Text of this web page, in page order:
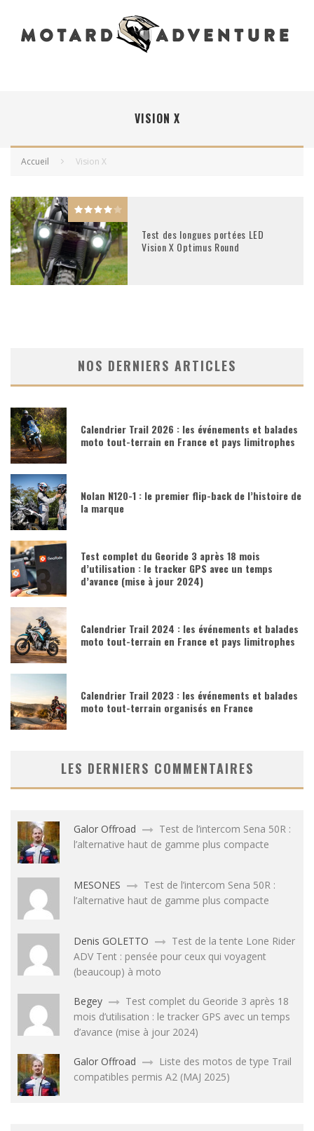
VISION X
Accueil Vision X
Test des longues portées LED
Vision X Optimus Round
NOS DERNIERS ARTICLES
Calendrier Trail 2026 : les événements et balades
moto tout-terrain en France et pays limitrophes
Nolan N120-1 : le premier flip-back de l’histoire de
la marque
Test complet du Georide 3 après 18 mois
d’utilisation : le tracker GPS avec un temps
d’avance (mise à jour 2024)
Calendrier Trail 2024 : les événements et balades
moto tout-terrain en France et pays limitrophes
Calendrier Trail 2023 : les événements et balades
moto tout-terrain organisés en France
LES DERNIERS COMMENTAIRES
Galor Offroad
Test de l’intercom Sena 50R :
l’alternative haut de gamme plus compacte
MESONES
Test de l’intercom Sena 50R :
l’alternative haut de gamme plus compacte
Denis GOLETTO
Test de la tente Lone Rider
ADV Tent : pensée pour ceux qui voyagent
(beaucoup) à moto
Begey
Test complet du Georide 3 après 18
mois d’utilisation : le tracker GPS avec un temps
d’avance (mise à jour 2024)
Galor Offroad
Liste des motos de type Trail
compatibles permis A2 (MAJ 2025)